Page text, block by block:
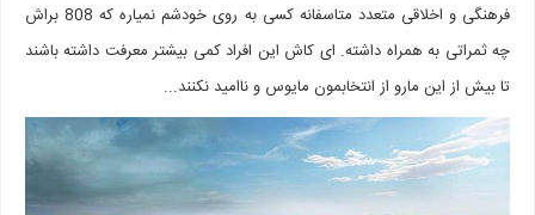
فرهنگی و اخلاقی متعدد متاسفانه کسی به روی خودشم نمیاره که 808 براش
چه ثمراتی به همراه داشته. ای کاش این افراد کمی بیشتر معرفت داشته باشند
تا بیش از این مارو از انتخابمون مایوس و ناامید نکنند...